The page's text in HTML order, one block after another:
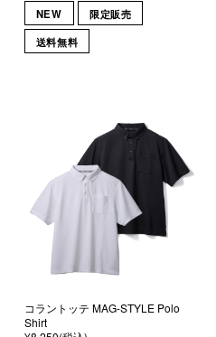
NEW
限定販売
送料無料
コラントッテ MAG-STYLE Polo
Shirt